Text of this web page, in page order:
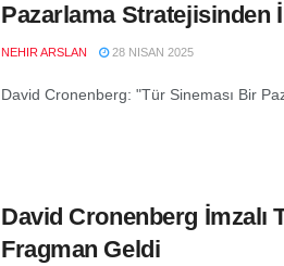
Pazarlama Stratejisinden
NEHIR ARSLAN 28 NISAN 2025
David Cronenberg: "Tür Sineması Bir
David Cronenberg İmzalı
Fragman Geldi